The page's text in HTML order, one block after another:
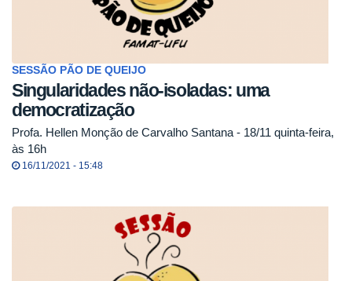
SESSÃO PÃO DE QUEIJO
Singularidades não-isoladas: uma
democratização
Profa. Hellen Monção de Carvalho Santana - 18/11 quinta-feira,
às 16h
16/11/2021 - 15:48